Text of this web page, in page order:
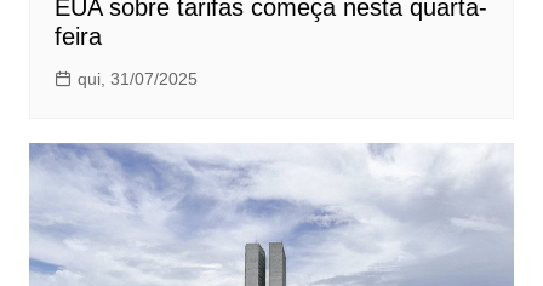
EUA sobre tarifas começa nesta quarta-
feira
qui, 31/07/2025